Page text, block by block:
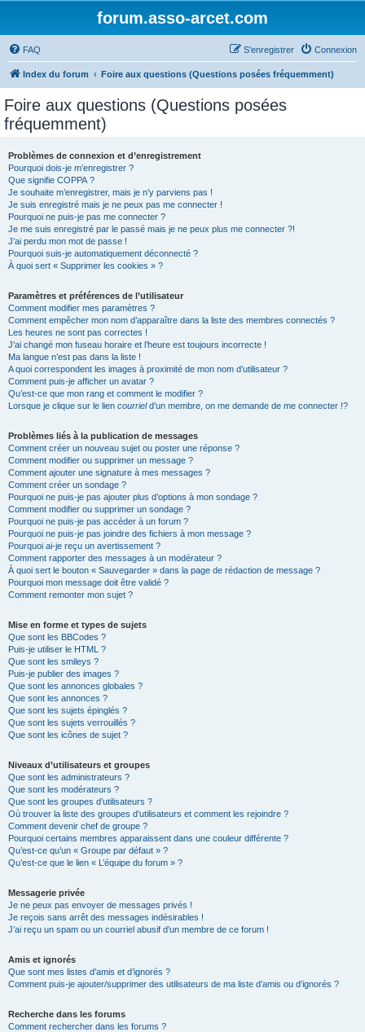
forum.asso-arcet.com
FAQ Connexion
S’enregistrer
Index du forum Foire aux questions (Questions posées fréquemment)
Foire aux questions (Questions posées
fréquemment)
Problèmes de connexion et d’enregistrement
Pourquoi dois-je m’enregistrer ?
Que signifie COPPA ?
Je souhaite m’enregistrer, mais je n’y parviens pas !
Je suis enregistré mais je ne peux pas me connecter !
Pourquoi ne puis-je pas me connecter ?
Je me suis enregistré par le passé mais je ne peux plus me connecter ?!
J’ai perdu mon mot de passe !
Pourquoi suis-je automatiquement déconnecté ?
À quoi sert « Supprimer les cookies » ?
Paramètres et préférences de l’utilisateur
Comment modifier mes paramètres ?
Comment empêcher mon nom d’apparaître dans la liste des membres connectés ?
Les heures ne sont pas correctes !
J’ai changé mon fuseau horaire et l’heure est toujours incorrecte !
Ma langue n’est pas dans la liste !
A quoi correspondent les images à proximité de mon nom d’utilisateur ?
Comment puis-je afficher un avatar ?
Qu’est-ce que mon rang et comment le modifier ?
Lorsque je clique sur le lien courrield’un membre, on me demande de me connecter !?
Problèmes liés à la publication de messages
Comment créer un nouveau sujet ou poster une réponse ?
Comment modifier ou supprimer un message ?
Comment ajouter une signature à mes messages ?
Comment créer un sondage ?
Pourquoi ne puis-je pas ajouter plus d’options à mon sondage ?
Comment modifier ou supprimer un sondage ?
Pourquoi ne puis-je pas accéder à un forum ?
Pourquoi ne puis-je pas joindre des fichiers à mon message ?
Pourquoi ai-je reçu un avertissement ?
Comment rapporter des messages à un modérateur ?
À quoi sert le bouton « Sauvegarder » dans la page de rédaction de message ?
Pourquoi mon message doit être validé ?
Comment remonter mon sujet ?
Mise en forme et types de sujets
Que sont les BBCodes ?
Puis-je utiliser le HTML ?
Que sont les smileys ?
Puis-je publier des images ?
Que sont les annonces globales ?
Que sont les annonces ?
Que sont les sujets épinglés ?
Que sont les sujets verrouillés ?
Que sont les icônes de sujet ?
Niveaux d’utilisateurs et groupes
Que sont les administrateurs ?
Que sont les modérateurs ?
Que sont les groupes d’utilisateurs ?
Où trouver la liste des groupes d’utilisateurs et comment les rejoindre ?
Comment devenir chef de groupe ?
Pourquoi certains membres apparaissent dans une couleur différente ?
Qu’est-ce qu’un « Groupe par défaut » ?
Qu’est-ce que le lien « L’équipe du forum » ?
Messagerie privée
Je ne peux pas envoyer de messages privés !
Je reçois sans arrêt des messages indésirables !
J’ai reçu un spam ou un courriel abusif d’un membre de ce forum !
Amis et ignorés
Que sont mes listes d’amis et d’ignorés ?
Comment puis-je ajouter/supprimer des utilisateurs de ma liste d’amis ou d’ignorés ?
Recherche dans les forums
Comment rechercher dans les forums ?